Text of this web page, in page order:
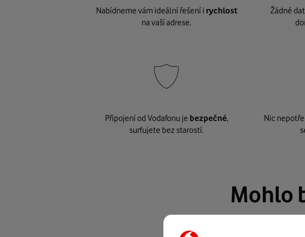
Nabídneme vám ideální řešení i rychlost
na vaší adrese.
Žádné
Připojení od Vodafonu je bezpečné,
surfujete bez starostí.
Nic
Mohlo